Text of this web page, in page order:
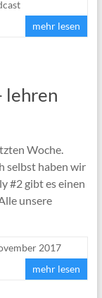
mehr lesen
lehren
Woche.
selbst haben wir
#2 gibt es einen
unsere
2017
mehr lesen